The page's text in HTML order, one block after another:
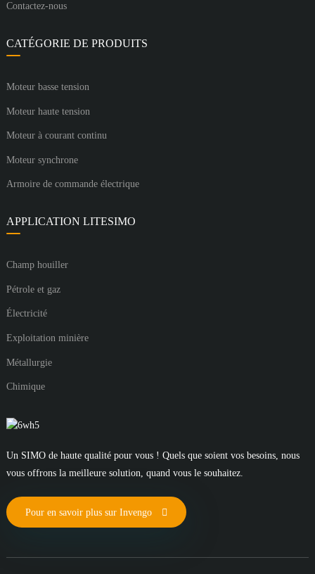
Contactez-nous
CATÉGORIE DE PRODUITS
Moteur basse tension
Moteur haute tension
Moteur à courant continu
Moteur synchrone
Armoire de commande électrique
APPLICATION LITESIMO
Champ houiller
Pétrole et gaz
Électricité
Exploitation minière
Métallurgie
Chimique
Un SIMO de haute qualité pour vous ! Quels que soient vos besoins, nous
vous offrons la meilleure solution, quand vous le souhaitez.
Pour en savoir plus sur Invengo